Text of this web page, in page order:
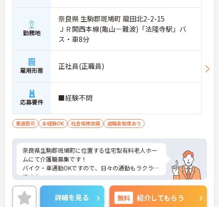
勤務地
奈良県 生駒郡斑鳩町 龍田北2-2-15
ＪＲ関西本線(亀山－難波)「法隆寺駅」バ
ス・車8分
雇用形態 正社員(正職員)
応募要件 ■経験不問
車通勤可 未経験OK 社会保険完備 退職金制度あり
奈良県生駒郡斑鳩町に位置する住宅型有料老人ホー
ムにて介護職募集です！
バイク・車通勤OKですので、日々の通勤もラクラク
です♪
ご興味がございましたら、さらに詳細をお伝えいた
しますのでお気軽にお問い合わせください！
詳細を見る 無料 紹介してもらう